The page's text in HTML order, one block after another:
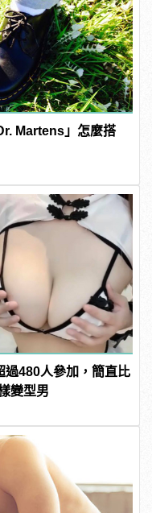
Martens」怎麼搭
過480人參加，簡直比
變型男